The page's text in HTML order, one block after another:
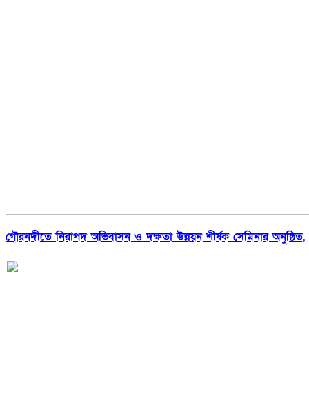
গৌরনদীতে নিরাপদ অভিবাসন ও দক্ষতা উন্নয়ন শীর্ষক সেমিনার অনুষ্ঠিত,